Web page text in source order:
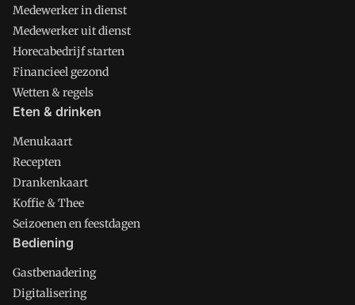
Medewerker in dienst
Medewerker uit dienst
Horecabedrijf starten
Financieel gezond
Wetten & regels
Eten & drinken
Menukaart
Recepten
Drankenkaart
Koffie & Thee
Seizoenen en feestdagen
Bediening
Gastbenadering
Digitalisering